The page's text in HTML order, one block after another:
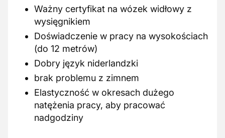
Ważny certyfikat na wózek widłowy z
wysięgnikiem
Doświadczenie w pracy na wysokościach
(do 12 metrów)
Dobry język niderlandzki
brak problemu z zimnem
Elastyczność w okresach dużego
natężenia pracy, aby pracować
nadgodziny